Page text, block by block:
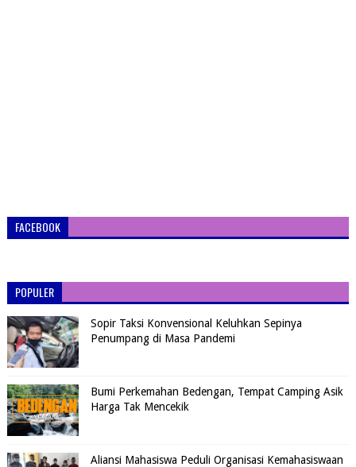
FACEBOOK
POPULER
Sopir Taksi Konvensional Keluhkan Sepinya
Penumpang di Masa Pandemi
Bumi Perkemahan Bedengan, Tempat Camping Asik
Harga Tak Mencekik
Aliansi Mahasiswa Peduli Organisasi Kemahasiswaan